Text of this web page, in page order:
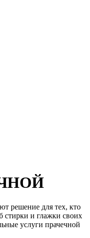
решение для тех, кто
и глажки своих
услуги прачечной